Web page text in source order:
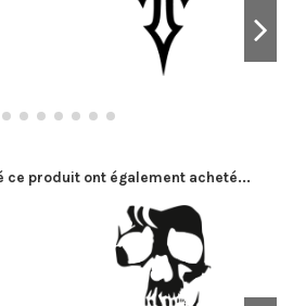
ce produit ont également acheté...